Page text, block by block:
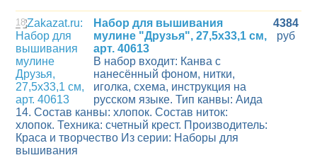
18
Набор для вышивания
мулине "Друзья", 27,5х33,1 см,
арт. 40613
В набор входит: Канва с
нанесённый фоном, нитки,
иголка, схема, инструкция на
русском языке. Тип канвы: Аида
14. Состав канвы: хлопок. Состав ниток:
хлопок. Техника: счетный крест. Производитель:
Краса и творчество Из серии: Наборы для
вышивания
4384
руб